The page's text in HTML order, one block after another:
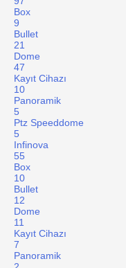
Box
9
Bullet
21
Dome
47
Kayıt Cihazı
10
Panoramik
5
Ptz Speeddome
5
Infinova
55
Box
10
Bullet
12
Dome
11
Kayıt Cihazı
7
Panoramik